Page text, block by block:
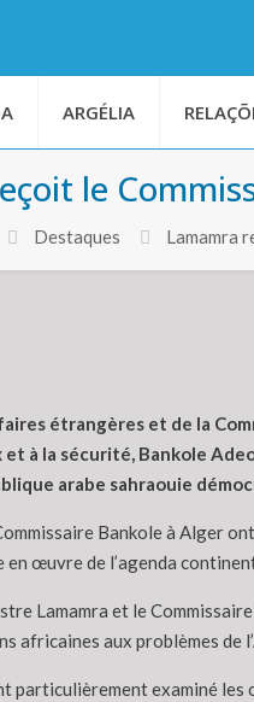
ARGÉLIA
le
Destaques Lamamra
étrangères et de la
et à la sécurité, Bankole
arabe sahraouie
Bankole à Alger
en œuvre de l’agenda
Lamamra et le
africaines aux problèmes de
particulièrement examiné